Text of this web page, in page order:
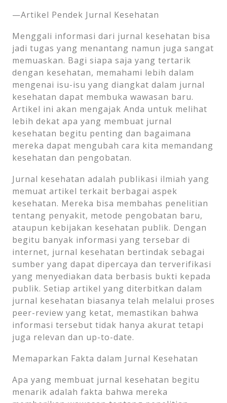
—Artikel Pendek Jurnal Kesehatan
Menggali informasi dari jurnal kesehatan bisa
jadi tugas yang menantang namun juga sangat
memuaskan. Bagi siapa saja yang tertarik
dengan kesehatan, memahami lebih dalam
mengenai isu-isu yang diangkat dalam jurnal
kesehatan dapat membuka wawasan baru.
Artikel ini akan mengajak Anda untuk melihat
lebih dekat apa yang membuat jurnal
kesehatan begitu penting dan bagaimana
mereka dapat mengubah cara kita memandang
kesehatan dan pengobatan.
Jurnal kesehatan adalah publikasi ilmiah yang
memuat artikel terkait berbagai aspek
kesehatan. Mereka bisa membahas penelitian
tentang penyakit, metode pengobatan baru,
ataupun kebijakan kesehatan publik. Dengan
begitu banyak informasi yang tersebar di
internet, jurnal kesehatan bertindak sebagai
sumber yang dapat dipercaya dan terverifikasi
yang menyediakan data berbasis bukti kepada
publik. Setiap artikel yang diterbitkan dalam
jurnal kesehatan biasanya telah melalui proses
peer-review yang ketat, memastikan bahwa
informasi tersebut tidak hanya akurat tetapi
juga relevan dan up-to-date.
Memaparkan Fakta dalam Jurnal Kesehatan
Apa yang membuat jurnal kesehatan begitu
menarik adalah fakta bahwa mereka